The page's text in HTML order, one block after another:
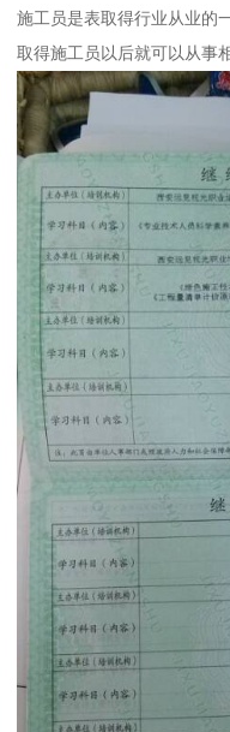
施工员是表取得行业从业的
取得施工员以后就可以从事